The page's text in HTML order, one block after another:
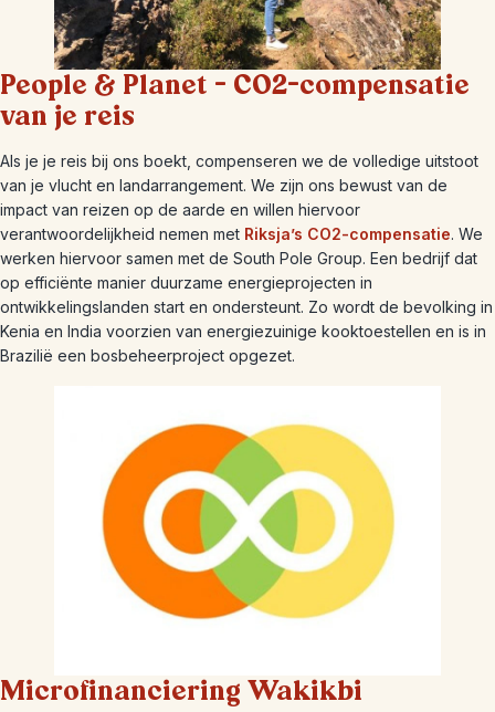
People & Planet – CO2-compensatie
van je reis
Als je je reis bij ons boekt, compenseren we de volledige uitstoot
van je vlucht en landarrangement. We zijn ons bewust van de
impact van reizen op de aarde en willen hiervoor
verantwoordelijkheid nemen met Riksja’s CO2-compensatie. We
werken hiervoor samen met de South Pole Group. Een bedrijf dat
op efficiënte manier duurzame energieprojecten in
ontwikkelingslanden start en ondersteunt. Zo wordt de bevolking in
Kenia en India voorzien van energiezuinige kooktoestellen en is in
Brazilië een bosbeheerproject opgezet.
Microfinanciering Wakikbi